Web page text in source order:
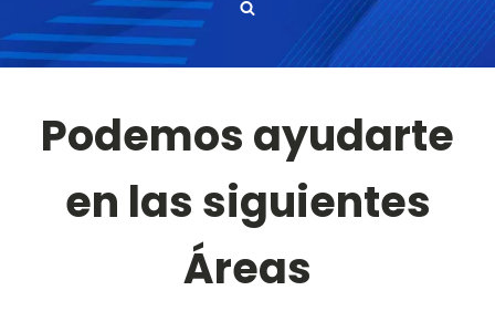
Podemos ayudarte
en las siguientes
Áreas